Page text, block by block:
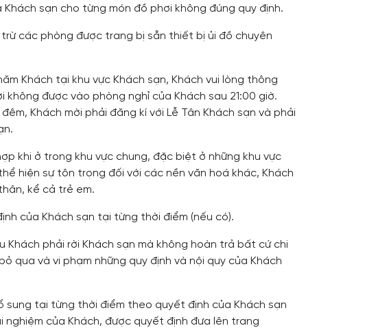
sạn cho từng món đồ phơi không đúng quy định.
các phòng được trang bị sẵn thiết bị ủi đồ chuyên
Khách tại khu vực Khách sạn, Khách vui lòng thông
không được vào phòng nghỉ của Khách sau 21:00 giờ.
Khách mời phải đăng kí với Lễ Tân Khách sạn và phải
khi ở trong khu vực chung, đặc biệt ở những khu vực
hiện sự tôn trọng đối với các nền văn hoá khác, Khách
kể cả trẻ em.
của Khách sạn tại từng thời điểm (nếu có).
Khách phải rời Khách sạn mà không hoàn trả bất cứ chi
qua và vi phạm những quy định và nội quy của Khách
sung tại từng thời điểm theo quyết định của Khách sạn
của Khách, được quyết định đưa lên trang